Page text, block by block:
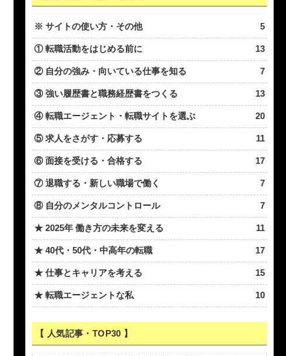
※ サイトの使い方・その他 5
① 転職活動をはじめる前に 13
② 自分の強み・向いている仕事を知る 7
③ 強い履歴書と職務経歴書をつくる 13
④ 転職エージェント・転職サイトを選ぶ 20
⑤ 求人をさがす・応募する 11
⑥ 面接を受ける・合格する 17
⑦ 退職する・新しい職場で働く 7
⑧ 自分のメンタルコントロール 7
★ 2025年 働き方の未来を変える 11
★ 40代・50代・中高年の転職 17
★ 仕事とキャリアを考える 15
★ 転職エージェントな私 10
【 人気記事・TOP30 】